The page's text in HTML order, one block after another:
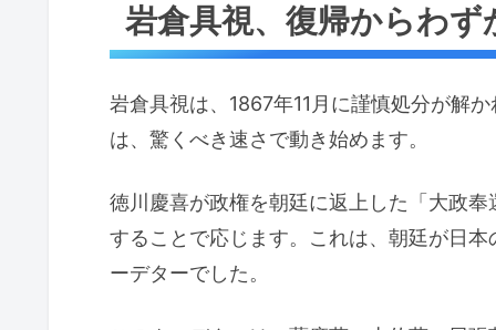
岩倉具視、復帰からわ
岩倉具視は、1867年11月に謹慎処分が解
は、驚くべき速さで動き始めます。
徳川慶喜が政権を朝廷に返上した「大政
することで応じます。これは、朝廷が日
ーデターでした。